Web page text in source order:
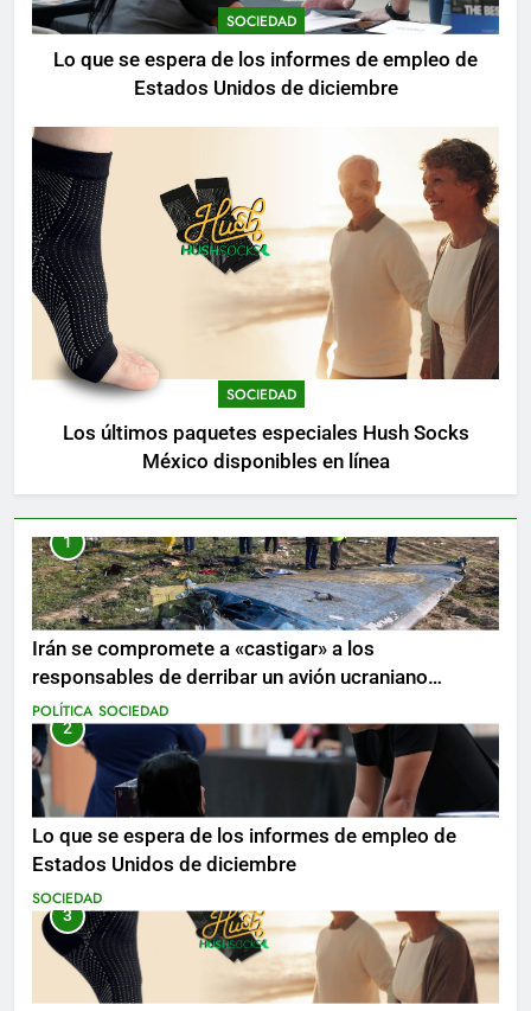
SOCIEDAD
Lo que se espera de los informes de empleo de
Estados Unidos de diciembre
SOCIEDAD
Los últimos paquetes especiales Hush Socks
México disponibles en línea
1
Irán se compromete a «castigar» a los
responsables de derribar un avión ucraniano
mientras se realizan arrestos
POLÍTICA SOCIEDAD
2
Lo que se espera de los informes de empleo de
Estados Unidos de diciembre
SOCIEDAD
3